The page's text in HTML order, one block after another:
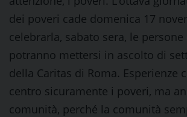
dei poveri cade domenica 17
celebrarla, sabato sera, le
potranno mettersi in ascolto di
della Caritas di Roma. Esperienze
centro sicuramente i poveri, ma
comunità, perché la comunità